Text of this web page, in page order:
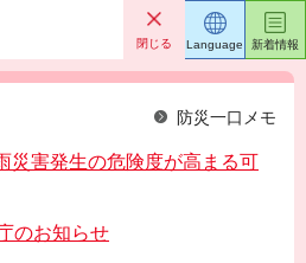
閉じる
防災一口メモ
災害発生の危険度が高まる可
のお知らせ
Language 新着情報